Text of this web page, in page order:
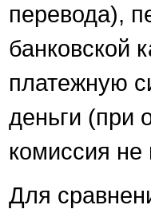
перевода),
банковской
платежную
деньги (при
комиссия не
Для